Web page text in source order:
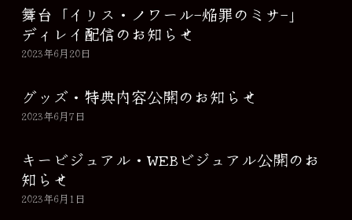
舞台「イリス・ノワール-焔罪のミサ-」
ディレイ配信のお知らせ
2023年6月20日
グッズ・特典内容公開のお知らせ
2023年6月7日
キービジュアル・WEBビジュアル公開のお
知らせ
2023年6月1日